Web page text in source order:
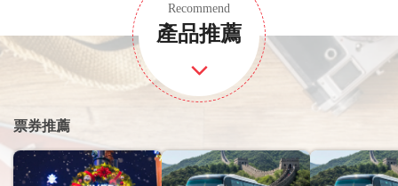
Recommend
產品推薦
票券推薦